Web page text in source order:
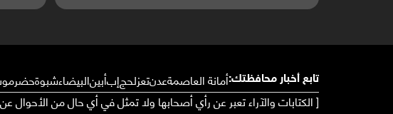
تابع أخبار محافظتك:أمانة العاصمةعدنتعزلحجإبأبينالبيضاءشبوة
[ الكتابات والآراء تعبر عن رأي أصحابها ولا تمثل في أي حال من الأحوال